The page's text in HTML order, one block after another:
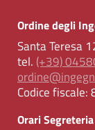
Ordine degli
Santa Teresa
tel. (+39)
Codice fiscale:
Orari Segreteria